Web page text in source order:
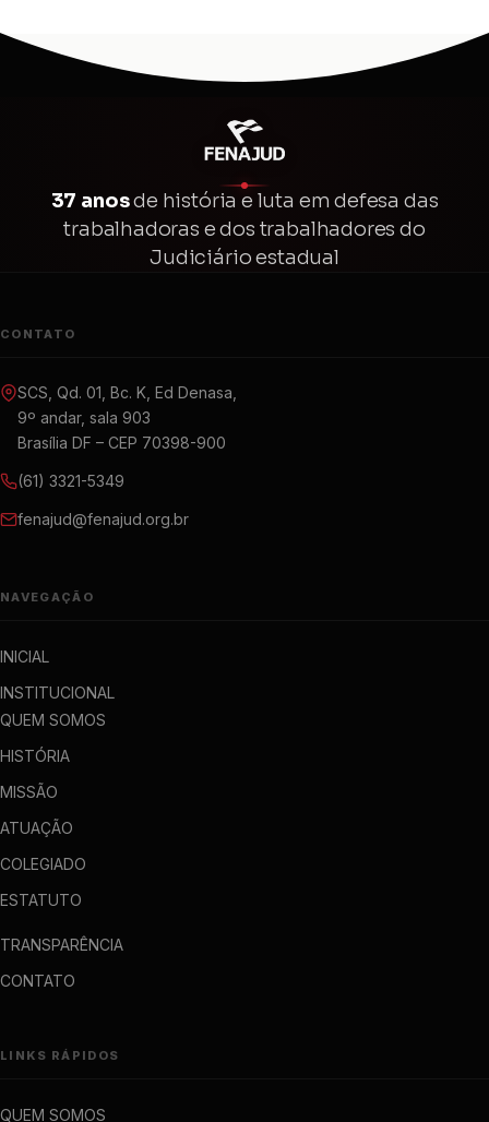
37 anosde história e luta em defesa das
trabalhadoras e dos trabalhadores do
Judiciário estadual
CONTATO
SCS, Qd. 01, Bc. K, Ed Denasa,
9º andar, sala 903
Brasília DF – CEP 70398-900
(61) 3321-5349
fenajud@fenajud.org.br
NAVEGAÇÃO
INICIAL
INSTITUCIONAL
QUEM SOMOS
HISTÓRIA
MISSÃO
ATUAÇÃO
COLEGIADO
ESTATUTO
TRANSPARÊNCIA
CONTATO
LINKS RÁPIDOS
QUEM SOMOS